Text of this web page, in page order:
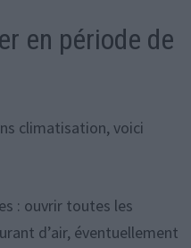
en période de
climatisation, voici
: ouvrir toutes les
d’air, éventuellement